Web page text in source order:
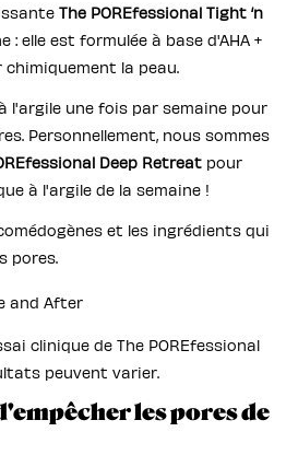
The POREfessional Tight ‘n
: elle est formulée à base d'AHA +
chimiquement la peau.
l'argile une fois par semaine pour
Personnellement, nous sommes
Deep Retreat pour
à l'argile de la semaine !
et les ingrédients qui
pores.
clinique de The POREfessional
peuvent varier.
les pores de